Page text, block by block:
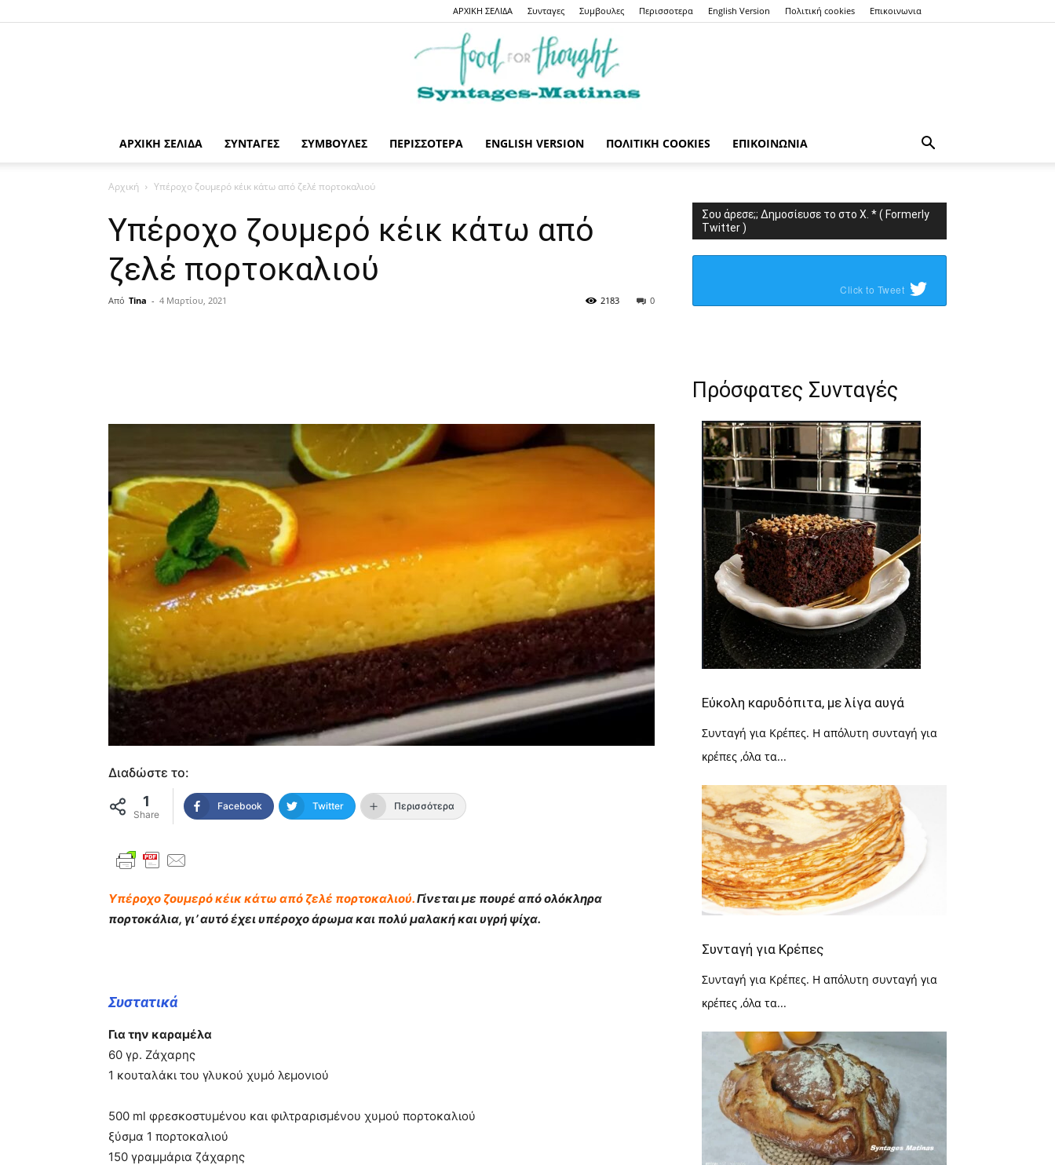
ΑΡΧΙΚΗ ΣΕΛΙΔΑ Συνταγες Συμβουλες Περισσοτερα English Version Πολιτική cookies Επικοινωνια
ΑΡΧΙΚΗ ΣΕΛΙΔΑ ΣΥΝΤΑΓΕΣ ΣΥΜΒΟΥΛΕΣ ΠΕΡΙΣΣΟΤΕΡΑ ENGLISH VERSION ΠΟΛΙΤΙΚΉ COOKIES ΕΠΙΚΟΙΝΩΝΙΑ
Αρχική Υπέροχο ζουμερό κέικ κάτω από ζελέ πορτοκαλιού
Υπέροχο ζουμερό κέικ κάτω από
ζελέ πορτοκαλιού
Από Tina - 4 Μαρτίου, 2021 0
2183
Διαδώστε το:
1
Share
Facebook Twitter Περισσότερα
Υπέροχο ζουμερό κέικ κάτω από ζελέ πορτοκαλιού.Γίνεται με πουρέ από ολόκληρα
πορτοκάλια, γι’ αυτό έχει υπέροχο άρωμα και πολύ μαλακή και υγρή ψίχα.
Συστατικά
Για την καραμέλα
60 γρ. Ζάχαρης
1 κουταλάκι του γλυκού χυμό λεμονιού
500 ml φρεσκοστυμένου και φιλτραρισμένου χυμού πορτοκαλιού
ξύσμα 1 πορτοκαλιού
150 γραμμάρια ζάχαρης
Σου άρεσε;; Δημοσίευσε το στο X. * ( Formerly
Twitter )
Click to Tweet
Πρόσφατες Συνταγές
Εύκολη καρυδόπιτα, με λίγα αυγά
Συνταγή για Κρέπες. Η απόλυτη συνταγή για
κρέπες ,όλα τα...
Συνταγή για Κρέπες
Συνταγή για Κρέπες. Η απόλυτη συνταγή για
κρέπες ,όλα τα...